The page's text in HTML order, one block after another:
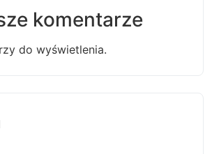
komentarze
do wyświetlenia.